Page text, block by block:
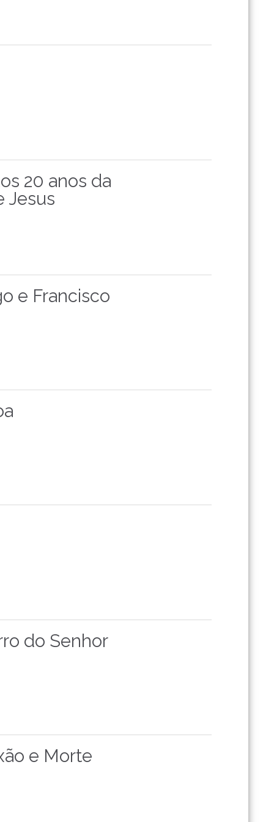
20 anos da
Jesus
e Francisco
do Senhor
e Morte